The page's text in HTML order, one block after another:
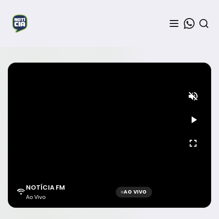
NOTÍCIA FM
Ao Vivo
AO VIVO